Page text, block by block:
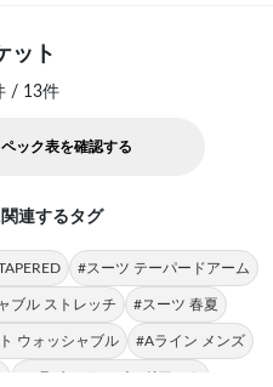
ット
/ 13件
ック表を確認する
連するタグ
#スーツ テーパードアーム
ブル ストレッチ #スーツ 春夏
ウォッシャブル #Aライン メンズ
#Aライン テーパードアーム